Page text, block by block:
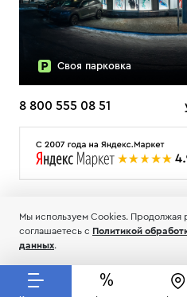
Своя парковка
8 800 555 08 51
© 2006-2026 Пределанет
Мы используем Cookies. Продолжая
соглашаетесь с Политикой
данных.